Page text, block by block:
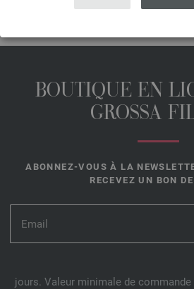
BOUTIQUE EN
GROSSA
ABONNEZ-VOUS À LA
RECEVEZ UN BON
jours. Valeur minimale de commande